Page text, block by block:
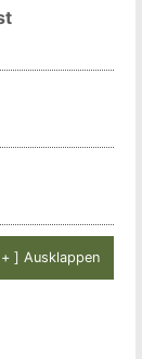
] Ausklappen